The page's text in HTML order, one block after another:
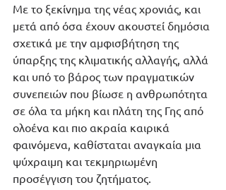
Με το ξεκίνημα της νέας χρονιάς, και
μετά από όσα έχουν ακουστεί δημόσια
σχετικά με την αμφισβήτηση της
ύπαρξης της κλιματικής αλλαγής, αλλά
και υπό το βάρος των πραγματικών
συνεπειών που βίωσε η ανθρωπότητα
σε όλα τα μήκη και πλάτη της Γης από
ολοένα και πιο ακραία καιρικά
φαινόμενα, καθίσταται αναγκαία μια
ψύχραιμη και τεκμηριωμένη
προσέγγιση του ζητήματος.